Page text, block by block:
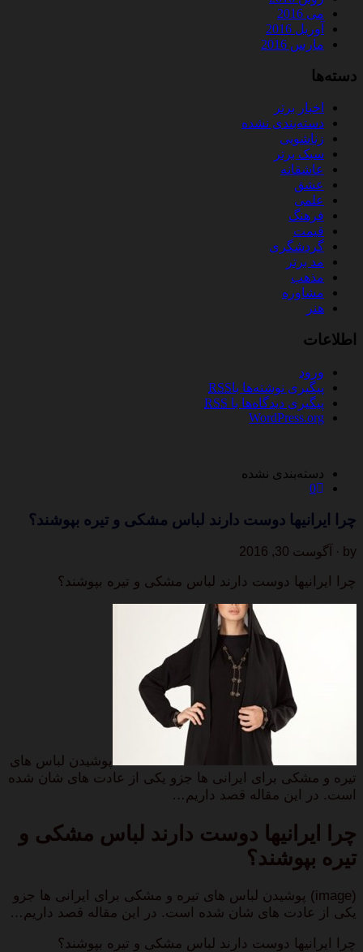
می 2016
آوریل 2016
مارس 2016
دسته‌ها
اخبار برتر
دسته‌بندی نشده
زناشویی
سبک برتر
عاشقانه
عشق
علمی
فرهنگ
قیمت
گردشگری
مد برتر
مذهب
مشاوره
هنر
اطلاعات
ورود
پیگیری نوشته‌ها باRSS
پیگیری دیدگاه‌ها با RSS
WordPress.org
دسته‌بندی نشده
0
چرا ایرانیها دوست دارند لباس مشکی و تیره بپوشند؟
by · آگوست 30, 2016
چرا ایرانیها دوست دارند لباس مشکی و تیره بپوشند؟
پوشیدن لباس های
تیره و مشکی برای ایرانی ها جزو یکی از عادت های شان شده
است. در این مقاله قصد داریم…
چرا ایرانیها دوست دارند لباس مشکی و
تیره بپوشند؟
(image) پوشیدن لباس های تیره و مشکی برای ایرانی ها جزو
یکی از عادت های شان شده است. در این مقاله قصد داریم…
چرا ایرانیها دوست دارند لباس مشکی و تیره بپوشند؟